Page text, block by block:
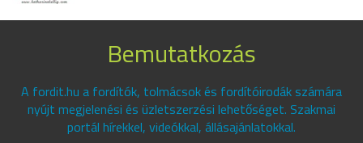
Bemutatkozás
A fordit.hu a fordítók, tolmácsok és fordítóirodák számára
nyújt megjelenési és üzletszerzési lehetőséget. Szakmai
portál hírekkel, videókkal, állásajánlatokkal.